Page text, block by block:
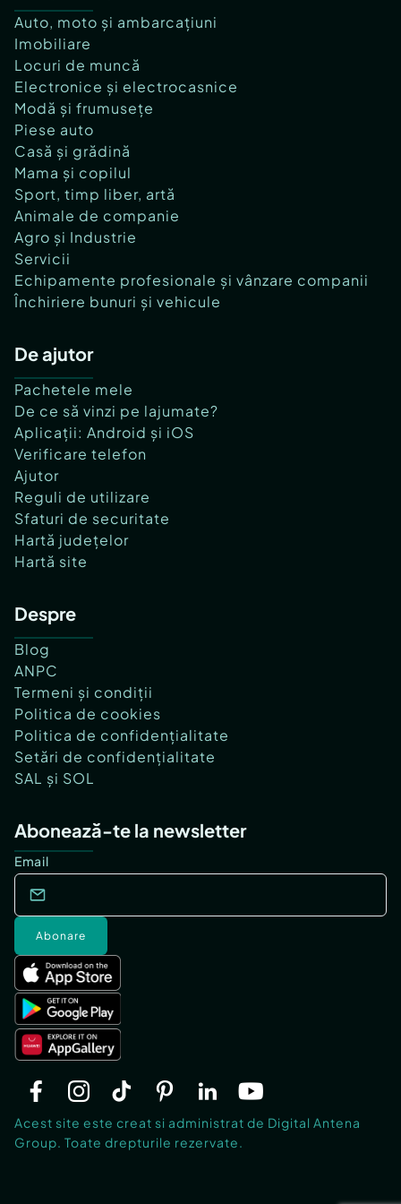
Auto, moto și ambarcațiuni
Imobiliare
Locuri de muncă
Electronice și electrocasnice
Modă și frumusețe
Piese auto
Casă și grădină
Mama și copilul
Sport, timp liber, artă
Animale de companie
Agro și Industrie
Servicii
Echipamente profesionale și vânzare companii
Închiriere bunuri și vehicule
De ajutor
Pachetele mele
De ce să vinzi pe lajumate?
Aplicații: Android și iOS
Verificare telefon
Ajutor
Reguli de utilizare
Sfaturi de securitate
Hartă județelor
Hartă site
Despre
Blog
ANPC
Termeni și condiții
Politica de cookies
Politica de confidențialitate
Setări de confidențialitate
SAL și SOL
Abonează-te la newsletter
Email
Abonare
Acest site este creat si administrat de Digital Antena
Group. Toate drepturile rezervate.